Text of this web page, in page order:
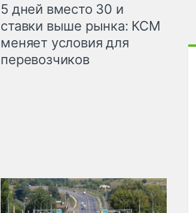
5 дней вместо 30 и
ставки выше рынка: КСМ
меняет условия для
перевозчиков